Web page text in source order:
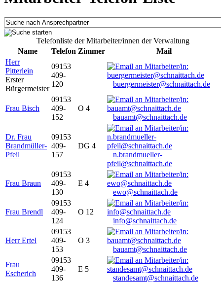
Telefonliste der Mitarbeiter/innen der Verwaltung
Name
Telefon Zimmer
Mail
Herr
Pitterlein
Erster
Bürgermeister
09153
409-
120
buergermeister@schnaittach.de
Frau Bisch
09153
409-
152
O 4
bauamt@schnaittach.de
Dr. Frau
Brandmüller-
Pfeil
09153
409-
157
DG 4
n.brandmueller-
pfeil@schnaittach.de
Frau Braun
09153
409-
130
E 4
ewo@schnaittach.de
Frau Brendl
09153
409-
124
O 12
info@schnaittach.de
Herr Ertel
09153
409-
153
O 3
bauamt@schnaittach.de
Frau
Escherich
09153
409-
136
E 5
standesamt@schnaittach.de